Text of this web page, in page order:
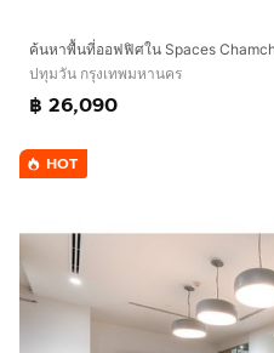
• กิจกรรมสร้างเครือข่ายแล
• จองและจัดการบัญชีได้ง่ายผ่
โปรดทราบ: รูปภาพทั้งหมดใน
Spaces แต่อาจไม่ตรงกับสถา
ติดต่อเรา"
ปทุมวัน กรุงเทพมหานคร
฿ 26,090
HOT